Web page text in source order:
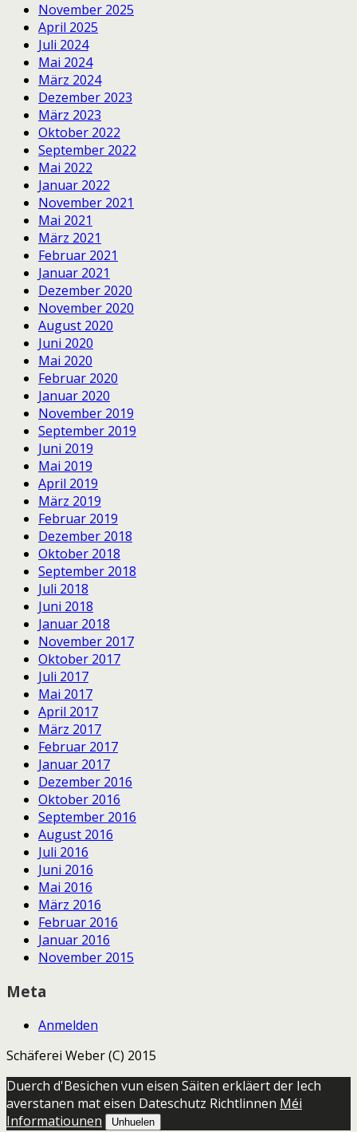
November 2025
April 2025
Juli 2024
Mai 2024
März 2024
Dezember 2023
März 2023
Oktober 2022
September 2022
Mai 2022
Januar 2022
November 2021
Mai 2021
März 2021
Februar 2021
Januar 2021
Dezember 2020
November 2020
August 2020
Juni 2020
Mai 2020
Februar 2020
Januar 2020
November 2019
September 2019
Juni 2019
Mai 2019
April 2019
März 2019
Februar 2019
Dezember 2018
Oktober 2018
September 2018
Juli 2018
Juni 2018
Januar 2018
November 2017
Oktober 2017
Juli 2017
Mai 2017
April 2017
März 2017
Februar 2017
Januar 2017
Dezember 2016
Oktober 2016
September 2016
August 2016
Juli 2016
Juni 2016
Mai 2016
März 2016
Februar 2016
Januar 2016
November 2015
Meta
Anmelden
Schäferei Weber (C) 2015
Duerch d'Besichen vun eisen Säiten erkläert der Iech
averstanen mat eisen Dateschutz Richtlinnen Méi
Informatiounen
Unhuelen